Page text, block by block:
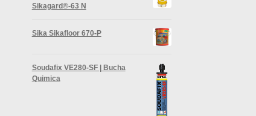
Sikagard®-63 N
Sika Sikafloor 670-P
Soudafix VE280-SF | Bucha
Quimica